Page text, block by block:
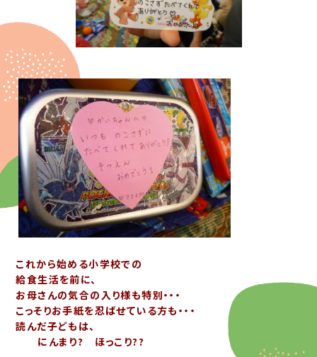
これから始める小学校での
給食生活を前に、
お母さんの気合の入り様も特別・・・
こっそりお手紙を忍ばせている方も・・・
読んだ子どもは、
にんまり? ほっこり??